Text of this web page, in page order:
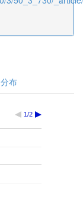
分布
1/2